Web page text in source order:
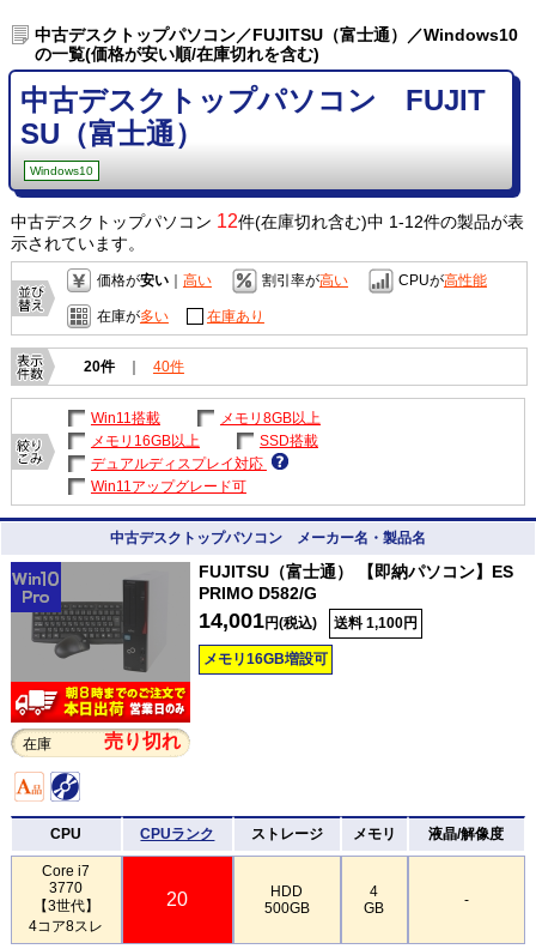
中古デスクトップパソコン／FUJITSU（富士通）／Windows10
の一覧(価格が安い順/在庫切れを含む)
中古デスクトップパソコン FUJIT
SU（富士通）
Windows10
中古デスクトップパソコン 12件(在庫切れ含む)中 1-12件の製品が表
示されています。
価格が安い｜ 高い 割引率が高い CPUが高性能
在庫が多い 在庫あり
20件 ｜ 40件
Win11搭載
メモリ8GB以上
メモリ16GB以上
SSD搭載
デュアルディスプレイ対応
Win11アップグレード可
中古デスクトップパソコン メーカー名・製品名
在庫 売り切れ
FUJITSU（富士通） 【即納パソコン】ES
PRIMO D582/G
14,001円(税込) 送料 1,100円
メモリ16GB増設可
CPU CPUランク ストレージ メモリ 液晶/解像度
Core i7
3770
【3世代】
4コア8スレ
20
HDD
500GB
4
GB
-